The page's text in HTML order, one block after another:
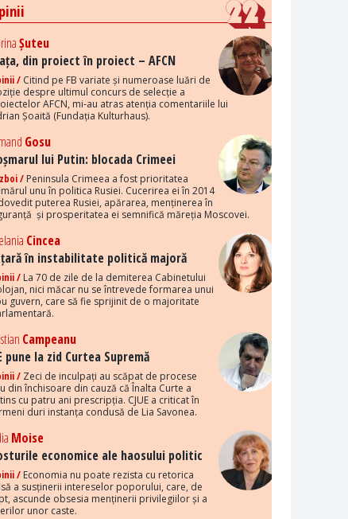
Șuteu
din proiect în proiect – AFCN
/ Citind pe FB variate și numeroase luări de
despre ultimul concurs de selecție a
AFCN, mi-au atras atenția comentariile lui
Șoaită (Fundația Kulturhaus).
Gosu
lui Putin: blocada Crimeei
/ Peninsula Crimeea a fost prioritatea
unu în politica Rusiei. Cucerirea ei în 2014
puterea Rusiei, apărarea, menținerea în
și prosperitatea ei semnifică măreția Moscovei.
Cincea
țară în instabilitate politică majoră
/ La 70 de zile de la demiterea Cabinetului
nici măcar nu se întrevede formarea unui
guvern, care să fie sprijinit de o majoritate
Campeanu
pune la zid Curtea Supremă
/ Zeci de inculpați au scăpat de procese
din închisoare din cauză că Înalta Curte a
cu patru ani prescripția. CJUE a criticat în
duri instanța condusă de Lia Savonea.
Moise
economice ale haosului politic
/ Economia nu poate rezista cu retorica
a susținerii intereselor poporului, care, de
ascunde obsesia menținerii privilegiilor și a
unor caste.